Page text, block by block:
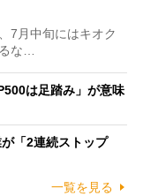
7月中旬にはキオク
な…
は足踏み」が意味
「2連続ストップ
一覧を見る